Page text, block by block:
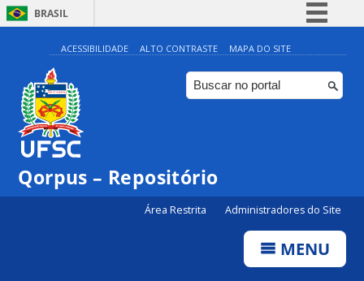
BRASIL
Simplifique!
Comunica BR
Participe
ACESSIBILIDADE ALTO CONTRASTE MAPA DO SITE
Qorpus – Repositório
Área Restrita Administradores do Site
MENU